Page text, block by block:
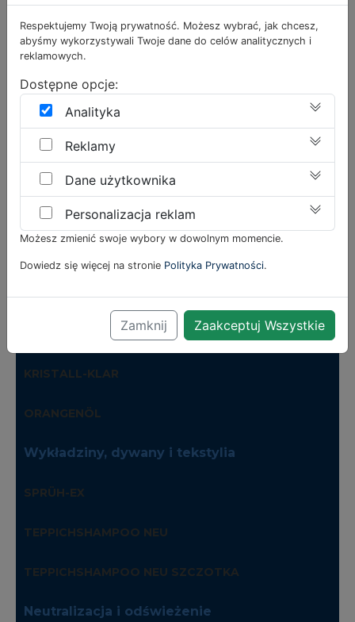
WISCHPFLEGE SUPER
METALLIC AG
BV-PFLEGE
METALLIC MATT
METALLIC HOSPITAL
NEO GLASSPRAY
KRISTALL-KLAR
ORANGENÖL
Wykładziny, dywany i tekstylia
SPRÜH-EX
TEPPICHSHAMPOO NEU
TEPPICHSHAMPOO NEU SZCZOTKA
Neutralizacja i odświeżenie
Respektujemy Twoją prywatność. Możesz wybrać, jak chcesz,
abyśmy wykorzystywali Twoje dane do celów analitycznych i
reklamowych.
Dostępne opcje:
Analityka
Reklamy
Dane użytkownika
Personalizacja reklam
Możesz zmienić swoje wybory w dowolnym momencie.
Dowiedz się więcej na stronie Polityka Prywatności.
Zamknij Zaakceptuj Wszystkie